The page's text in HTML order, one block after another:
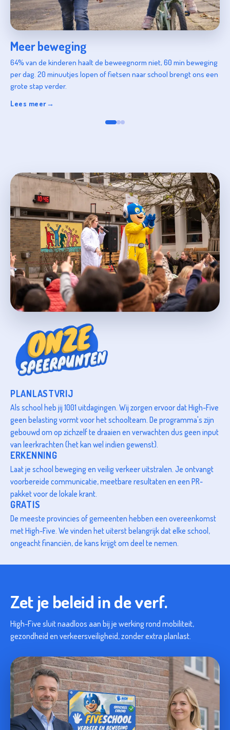
Meer beweging
64% van de kinderen haalt de beweegnorm niet, 60 min beweging
per dag. 20 minuutjes lopen of fietsen naar school brengt ons een
grote stap verder.
Lees meer→
PLANLASTVRIJ
Als school heb jij 1001 uitdagingen. Wij zorgen ervoor dat High-Five
geen belasting vormt voor het schoolteam. De programma's zijn
gebouwd om op zichzelf te draaien en verwachten dus geen input
van leerkrachten (het kan wel indien gewenst).
ERKENNING
Laat je school beweging en veilig verkeer uitstralen. Je ontvangt
voorbereide communicatie, meetbare resultaten en een PR-
pakket voor de lokale krant.
GRATIS
De meeste provincies of gemeenten hebben een overeenkomst
met High-Five. We vinden het uiterst belangrijk dat elke school,
ongeacht financiën, de kans krijgt om deel te nemen.
Zet je beleid in de verf.
High-Five sluit naadloos aan bij je werking rond mobiliteit,
gezondheid en verkeersveiligheid, zonder extra planlast.